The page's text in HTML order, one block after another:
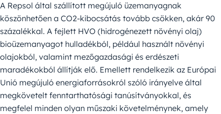
A Repsol által szállított megújuló üzemanyagnak
köszönhetően a CO2-kibocsátás tovább csökken, akár 90
százalékkal. A fejlett HVO (hidrogénezett növényi olaj)
bioüzemanyagot hulladékból, például használt növényi
olajokból, valamint mezőgazdasági és erdészeti
maradékokból állítják elő. Emellett rendelkezik az Európai
Unió megújuló energiaforrásokról szóló irányelve által
megkövetelt fenntarthatósági tanúsítványokkal, és
megfelel minden olyan műszaki követelménynek, amely